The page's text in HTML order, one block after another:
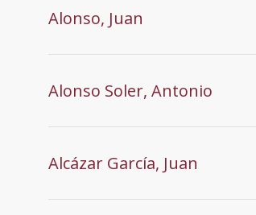
Alonso, Juan
Alonso Soler, Antonio
Alcázar García, Juan